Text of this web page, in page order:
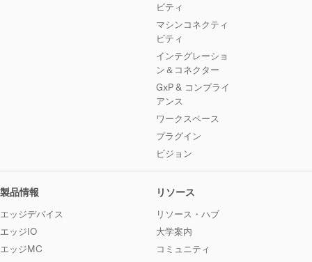
ビティ
マシンコネクティ
ビティ
インテグレーショ
ン＆コネクター
GxP & コンプライ
アンス
ワークスペース
プラグイン
ビジョン
製品情報
エッジデバイス
エッジIO
エッジMC
リソース
リソース・ハブ
大学案内
コミュニティ